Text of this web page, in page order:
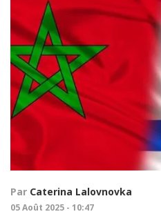
Par Caterina Lalovnovka
05 Août 2025 - 10:47